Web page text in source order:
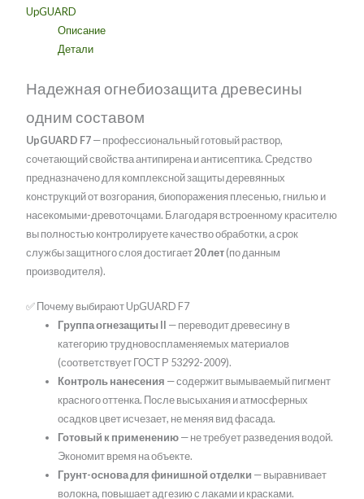
UpGUARD
Описание
Детали
Надежная огнебиозащита древесины
одним составом
UpGUARD F7— профессиональный готовый раствор,
сочетающий свойства антипирена и антисептика. Средство
предназначено для комплексной защиты деревянных
конструкций от возгорания, биопоражения плесенью, гнилью и
насекомыми-древоточцами. Благодаря встроенному красителю
вы полностью контролируете качество обработки, а срок
службы защитного слоя достигает20 лет(по данным
производителя).
✅ Почему выбирают UpGUARD F7
Группа огнезащиты II — переводит древесину в
категорию трудновоспламеняемых материалов
(соответствует ГОСТ Р 53292-2009).
Контроль нанесения — содержит вымываемый пигмент
красного оттенка. После высыхания и атмосферных
осадков цвет исчезает, не меняя вид фасада.
Готовый к применению— не требует разведения водой.
Экономит время на объекте.
Грунт-основа для финишной отделки — выравнивает
волокна, повышает адгезию с лаками и красками.